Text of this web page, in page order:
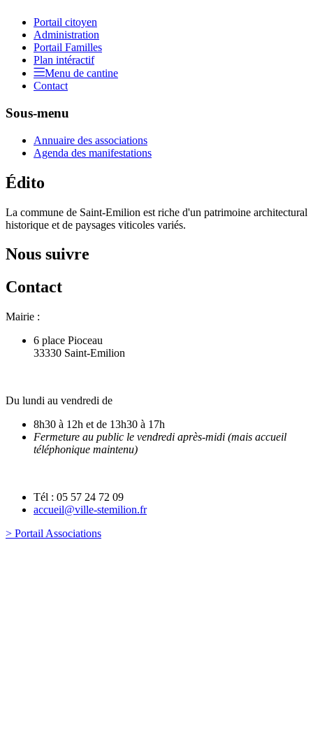
Portail citoyen
Administration
Portail Familles
Plan intéractif
Menu de cantine
Contact
Sous-menu
Annuaire des associations
Agenda des manifestations
Édito
La commune de Saint-Emilion est riche d'un patrimoine architectural
historique et de paysages viticoles variés.
Nous suivre
Contact
Mairie :
6 place Pioceau
33330 Saint-Emilion
Du lundi au vendredi de
8h30 à 12h et de 13h30 à 17h
Fermeture au public le vendredi après-midi (mais accueil
téléphonique maintenu)
Tél : 05 57 24 72 09
accueil@ville-stemilion.fr
> Portail Associations